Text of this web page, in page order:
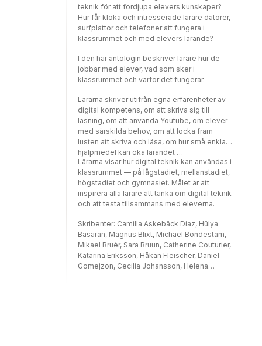
t ex• minska utbrott• klara gympan• hantera
en lillasyster• förebygga konflikter• berätta
om diagnosenJag vill dela med mig av dem
till dig eftersom jag tror att de kan göra
sä rskild utbildning eller material som inte lätt
kan ordnas.
teknik för att för­djupa elevers kunskaper?
Hur får kloka och intresserade lärare datorer,
surfplattor och telefoner att fungera i
klassrummet och med elevers lärande?
I den här antologin beskriver lärare hur de
jobbar med elever, vad som sker i
klassrummet och varför det fungerar.
Lärarna skriver utifrån egna erfarenheter av
digital kompetens, om att skriva sig till
läsning, om att använda Youtube, om elever
med särskilda behov, om att locka fram
lusten att skriva och läsa, om hur små enkla
hjälpmedel kan öka lärandet …
Lärarna visar hur digital teknik kan användas i
klassrummet — på lågstadiet, mellanstadiet,
högstadiet och gymnasiet. Målet är att
inspirera alla lärare att tänka om digital teknik
och att testa tillsammans med eleverna.
Skribenter: Camilla Askebäck Diaz, Hülya
Basaran, Magnus Blixt, Michael Bondestam,
Mikael Bruér, Sara Bruun, Catherine Couturier,
Katarina Eriksson, Håkan Fleischer, Daniel
Gomej­zon, Cecilia Johansson, Helena